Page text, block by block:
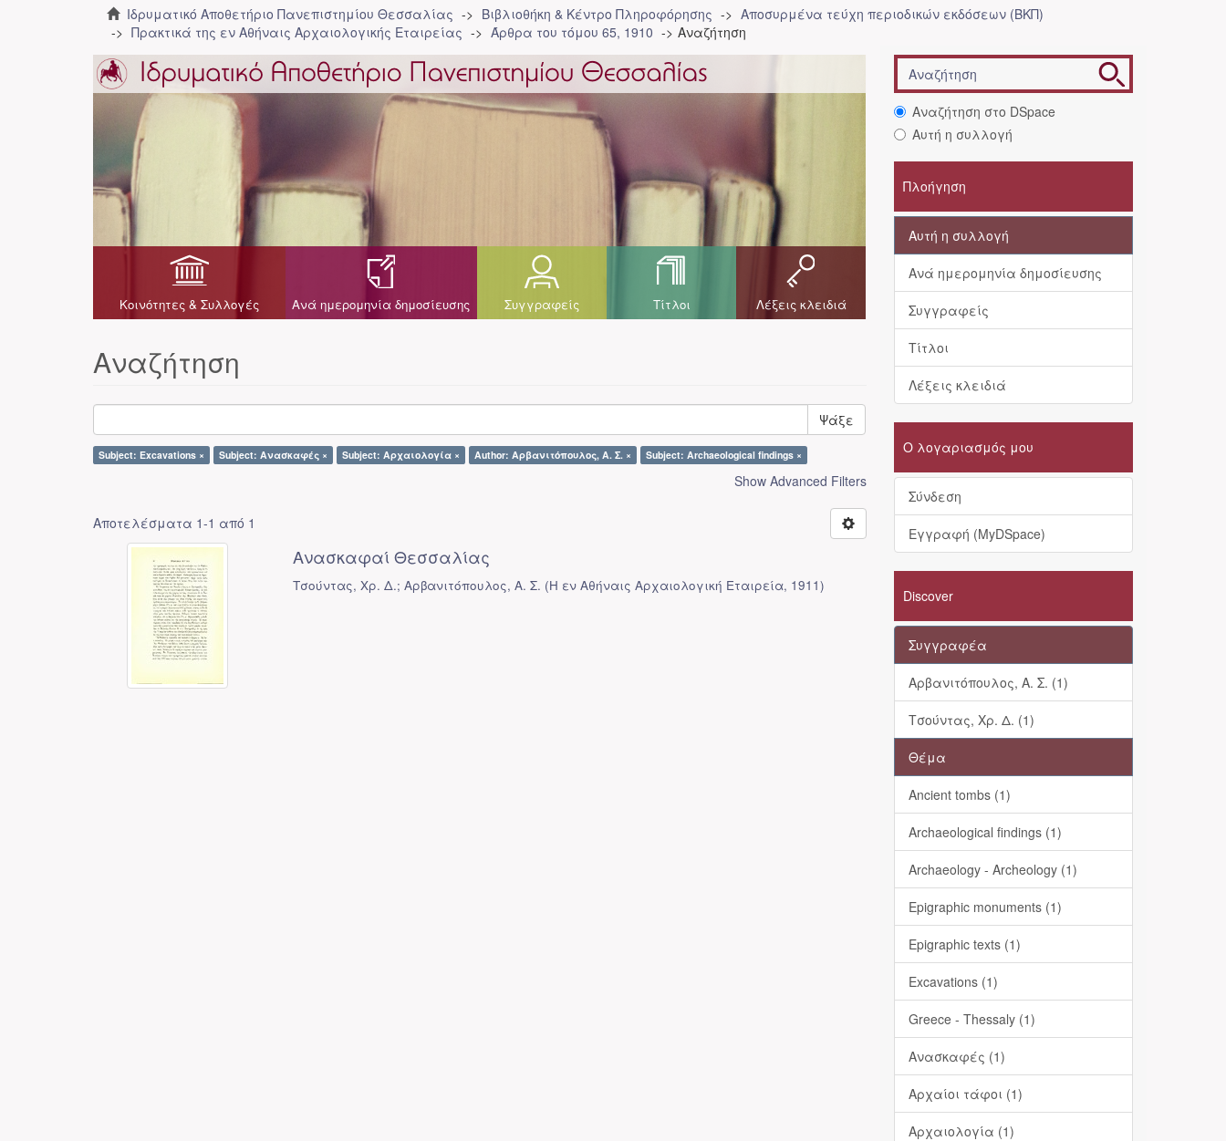
Ιδρυματικό Αποθετήριο Πανεπιστημίου Θεσσαλίας Βιβλιοθήκη & Κέντρο Πληροφόρησης
Αποσυρμένα τεύχη περιοδικών εκδόσεων (ΒΚΠ)
Πρακτικά της εν Αθήναις Αρχαιολογικής Εταιρείας
Άρθρα του τόμου 65, 1910 Αναζήτηση
Κοινότητες & Συλλογές Ανά ημερομηνία δημοσίευσης Συγγραφείς Τίτλοι Λέξεις κλειδιά
Αναζήτηση
Ψάξε
Subject: Excavations × Subject: Ανασκαφές × Subject: Αρχαιολογία × Author: Αρβανιτόπουλος, Α. Σ. × Subject: Archaeological findings ×
Show Advanced Filters
Αποτελέσματα 1-1 από 1
Ανασκαφαί Θεσσαλίας
Τσούντας, Χρ. Δ.; Αρβανιτόπουλος, Α. Σ. (Η εν Αθήναις Αρχαιολογική Εταιρεία, 1911)
Αναζήτηση στο DSpace
Αυτή η συλλογή
Πλοήγηση
Αυτή η συλλογή
Ανά ημερομηνία δημοσίευσης
Συγγραφείς
Τίτλοι
Λέξεις κλειδιά
Ο λογαριασμός μου
Σύνδεση
Εγγραφή (MyDSpace)
Discover
Συγγραφέα
Αρβανιτόπουλος, Α. Σ. (1)
Τσούντας, Χρ. Δ. (1)
Θέμα
Ancient tombs (1)
Archaeological findings (1)
Archaeology - Archeology (1)
Epigraphic monuments (1)
Epigraphic texts (1)
Excavations (1)
Greece - Thessaly (1)
Ανασκαφές (1)
Αρχαίοι τάφοι (1)
Αρχαιολογία (1)